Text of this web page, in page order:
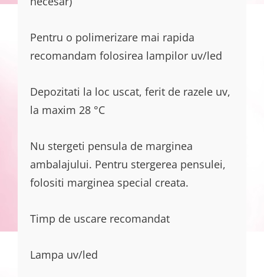
Pentru o polimerizare mai rapida
recomandam folosirea lampilor uv/led
Depozitati la loc uscat, ferit de razele uv,
la maxim 28 °C
Nu stergeti pensula de marginea
ambalajului. Pentru stergerea pensulei,
folositi marginea special creata.
Timp de uscare recomandat
Lampa uv/led